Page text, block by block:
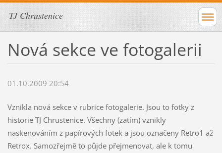
TJ Chrustenice
Nová sekce ve fotogalerii
01.10.2009 20:54
Vznikla nová sekce v rubrice fotogalerie. Jsou to fotky z
historie TJ Chrustenice. Všechny (zatím) vznikly
naskenováním z papírových fotek a jsou označeny Retro1 až
Retrox. Samozřejmě to půjde přejmenovat, ale k tomu